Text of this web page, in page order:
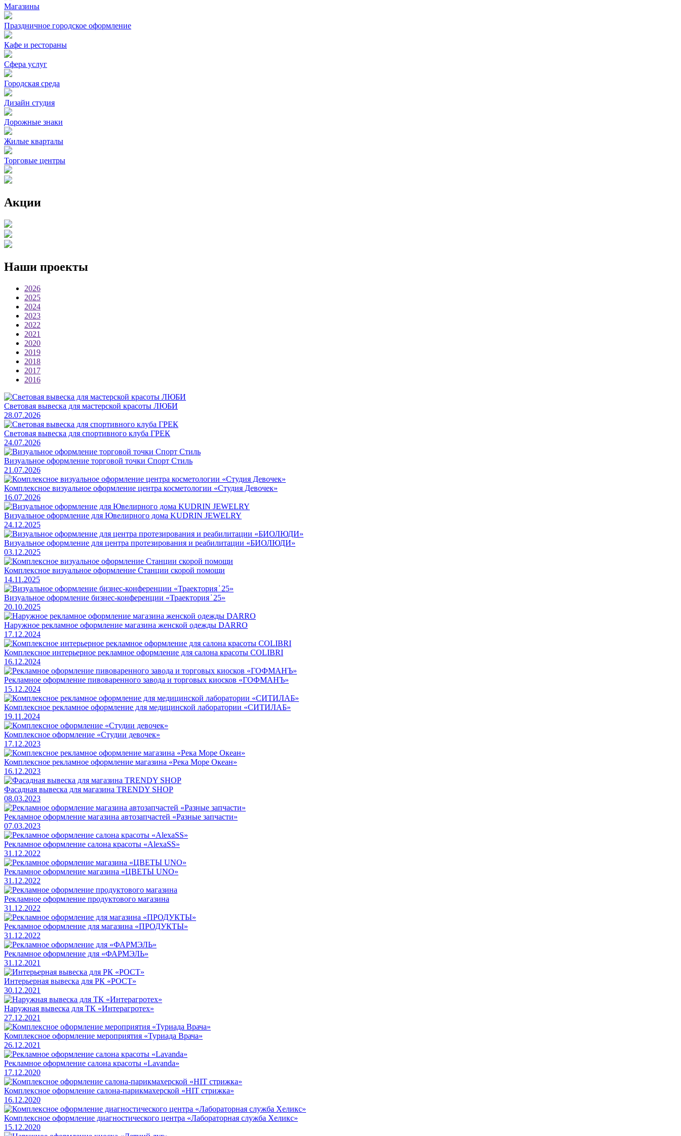
Магазины
Праздничное городское оформление
Кафе и рестораны
Сфера услуг
Городская среда
Дизайн студия
Дорожные знаки
Жилые кварталы
Торговые центры
Акции
Наши проекты
2026
2025
2024
2023
2022
2021
2020
2019
2018
2017
2016
Световая вывеска для мастерской красоты ЛЮБИ
28.07.2026
Световая вывеска для спортивного клуба ГРЕК
24.07.2026
Визуальное оформление торговой точки Спорт Стиль
21.07.2026
Комплексное визуальное оформление центра косметологии «Студия Девочек»
16.07.2026
Визуальное оформление для Ювелирного дома KUDRIN JEWELRY
24.12.2025
Визуальное оформление для центра протезирования и реабилитации «БИОЛЮДИ»
03.12.2025
Комплексное визуальное оформление Станции скорой помощи
14.11.2025
Визуальное оформление бизнес-конференции «Траектория ̓ 25»
20.10.2025
Наружное рекламное оформление магазина женской одежды DARRO
17.12.2024
Комплексное интерьерное рекламное оформление для салона красоты COLIBRI
16.12.2024
Рекламное оформление пивоваренного завода и торговых киосков «ГОФМАНЪ»
15.12.2024
Комплексное рекламное оформление для медицинской лаборатории «СИТИЛАБ»
19.11.2024
Комплексное оформление «Студии девочек»
17.12.2023
Комплексное рекламное оформление магазина «Река Море Океан»
16.12.2023
Фасадная вывеска для магазина TRENDY SHOP
08.03.2023
Рекламное оформление магазина автозапчастей «Разные запчасти»
07.03.2023
Рекламное оформление салона красоты «AlexaSS»
31.12.2022
Рекламное оформление магазина «ЦВЕТЫ UNO»
31.12.2022
Рекламное оформление продуктового магазина
31.12.2022
Рекламное оформление для магазина «ПРОДУКТЫ»
31.12.2022
Рекламное оформление для «ФАРМЭЛЬ»
31.12.2021
Интерьерная вывеска для РК «РОСТ»
30.12.2021
Наружная вывеска для ТК «Интерагротех»
27.12.2021
Комплексное оформление мероприятия «Туриада Врача»
26.12.2021
Рекламное оформление салона красоты «Lavanda»
17.12.2020
Комплексное оформление салона-парикмахерской «HIT стрижка»
16.12.2020
Комплексное оформление диагностического центра «Лабораторная служба Хеликс»
15.12.2020